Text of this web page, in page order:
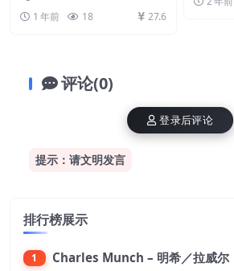
1 年前 18 27.6
评论(0)
提示：请文明发言
登录后评论
排行榜展示
1